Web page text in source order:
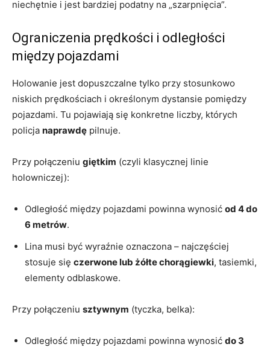
niechętnie i jest bardziej podatny na „szarpnięcia”.
Ograniczenia prędkości i odległości
między pojazdami
Holowanie jest dopuszczalne tylko przy stosunkowo
niskich prędkościach i określonym dystansie pomiędzy
pojazdami. Tu pojawiają się konkretne liczby, których
policja naprawdę pilnuje.
Przy połączeniu giętkim (czyli klasycznej linie
holowniczej):
Odległość między pojazdami powinna wynosić od 4 do
6 metrów.
Lina musi być wyraźnie oznaczona – najczęściej
stosuje się czerwone lub żółte chorągiewki, tasiemki,
elementy odblaskowe.
Przy połączeniu sztywnym (tyczka, belka):
Odległość między pojazdami powinna wynosić do 3